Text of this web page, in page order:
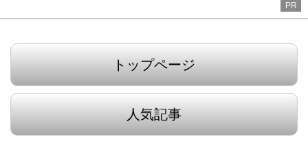
PR
トップページ
人気記事